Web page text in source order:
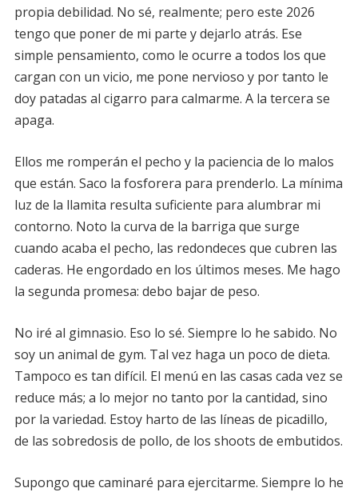
propia debilidad. No sé, realmente; pero este 2026
tengo que poner de mi parte y dejarlo atrás. Ese
simple pensamiento, como le ocurre a todos los que
cargan con un vicio, me pone nervioso y por tanto le
doy patadas al cigarro para calmarme. A la tercera se
apaga.
Ellos me romperán el pecho y la paciencia de lo malos
que están. Saco la fosforera para prenderlo. La mínima
luz de la llamita resulta suficiente para alumbrar mi
contorno. Noto la curva de la barriga que surge
cuando acaba el pecho, las redondeces que cubren las
caderas. He engordado en los últimos meses. Me hago
la segunda promesa: debo bajar de peso.
No iré al gimnasio. Eso lo sé. Siempre lo he sabido. No
soy un animal de gym. Tal vez haga un poco de dieta.
Tampoco es tan difícil. El menú en las casas cada vez se
reduce más; a lo mejor no tanto por la cantidad, sino
por la variedad. Estoy harto de las líneas de picadillo,
de las sobredosis de pollo, de los shoots de embutidos.
Supongo que caminaré para ejercitarme. Siempre lo he